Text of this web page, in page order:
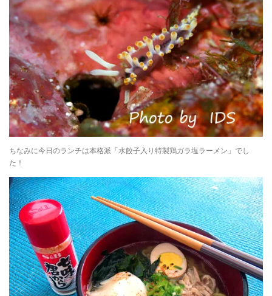
ちなみに今日のランチは本格派「水餃子入り特製鶏ガラ塩ラーメン」でし
た！